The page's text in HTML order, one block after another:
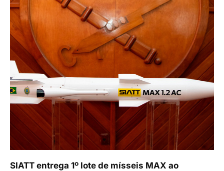
SIATT entrega 1º lote de mísseis MAX ao